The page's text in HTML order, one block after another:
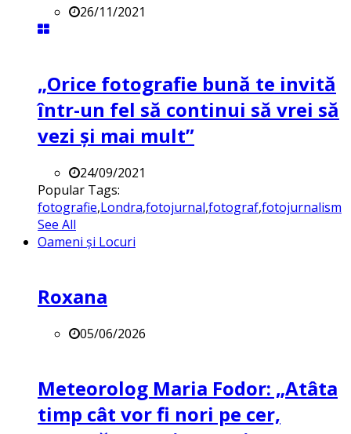
26/11/2021
„Orice fotografie bună te invită
într-un fel să continui să vrei să
vezi și mai mult”
24/09/2021
Popular Tags:
fotografie,Londra,fotojurnal,fotograf,fotojurnalism
See All
Oameni și Locuri
Roxana
05/06/2026
Meteorolog Maria Fodor: „Atâta
timp cât vor fi nori pe cer,